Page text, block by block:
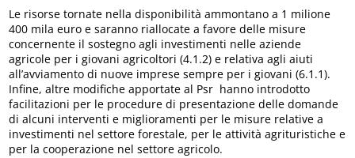
Le risorse tornate nella disponibilità ammontano a 1 milione
400 mila euro e saranno riallocate a favore delle misure
concernente il sostegno agli investimenti nelle aziende
agricole per i giovani agricoltori (4.1.2) e relativa agli aiuti
all’avviamento di nuove imprese sempre per i giovani (6.1.1).
Infine, altre modifiche apportate al Psr hanno introdotto
facilitazioni per le procedure di presentazione delle domande
di alcuni interventi e miglioramenti per le misure relative a
investimenti nel settore forestale, per le attività agrituristiche e
per la cooperazione nel settore agricolo.